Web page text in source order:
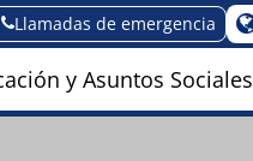
Llamadas de emergencia
y Asuntos Sociales